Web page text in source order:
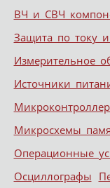
ВЧ и СВЧ
Защита по току
Измерительное
Источники
Микросхемы
Операционные
Осциллографы